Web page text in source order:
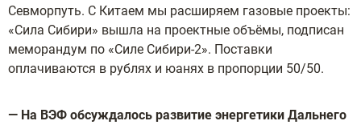
Севморпуть. С Китаем мы расширяем газовые проекты:
«Сила Сибири» вышла на проектные объёмы, подписан
меморандум по «Силе Сибири-2». Поставки
оплачиваются в рублях и юанях в пропорции 50/50.
— На ВЭФ обсуждалось развитие энергетики Дальнего